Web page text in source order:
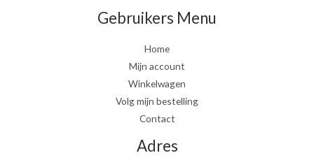
Gebruikers Menu
Home
Mijn account
Winkelwagen
Volg mijn bestelling
Contact
Adres